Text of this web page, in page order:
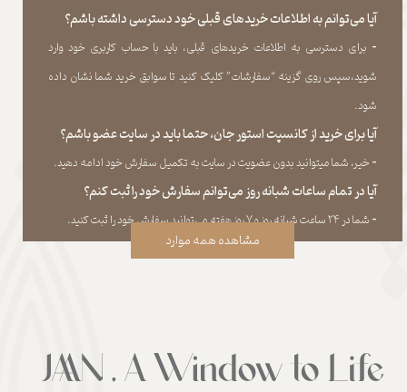
آیا می‌‏توانم به اطلاعات خریدهای قبلی خود دسترسی داشته باشم؟
​​​​​​​- برای دسترسی به اطلاعات خریدهای قبلی، باید با حساب کاربری خود وارد
شوید،سپس روی گزینه “سفارشات” کلیک کنید تا سوابق خرید شما نشان داده
‏شود.​​​​​​​
آیا برای خرید از کانسپت استور جان، حتما باید در سایت عضو باشم؟
​​​​​​​- خیر، شما میتوانید بدون عضویت در سایت به تکمیل سفارش خود ادامه دهید.​​​​​​​
آیا در تمام ساعات شبانه روز می‌توانم سفارش خود را ثبت کنم؟
​​​​​​​​​​​​​​- شما در ۲۴ ساعت شبانه روز و ۷ روز هفته می‌‏توانید سفارش خود را ثبت کنید.
مشاهده همه موارد